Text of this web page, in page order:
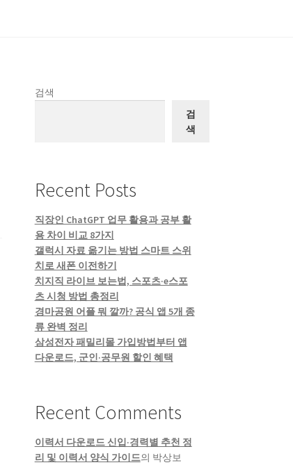
검색
검
색
Recent Posts
직장인 ChatGPT 업무 활용과 공부 활
용 차이 비교 8가지
갤럭시 자료 옮기는 방법 스마트 스위
치로 새폰 이전하기
치지직 라이브 보는법, 스포츠·e스포
츠 시청 방법 총정리
경마공원 어플 뭐 깔까? 공식 앱 5개 종
류 완벽 정리
삼성전자 패밀리몰 가입방법부터 앱
다운로드, 군인·공무원 할인 혜택
Recent Comments
이력서 다운로드 신입·경력별 추천 정
리 및 이력서 양식 가이드의 박상보